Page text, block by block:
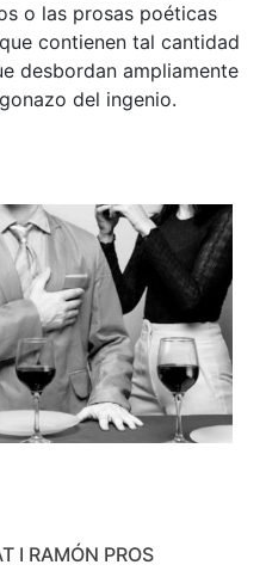
o las prosas poéticas
contienen tal cantidad
desbordan ampliamente
del ingenio.
I RAMÓN PROS